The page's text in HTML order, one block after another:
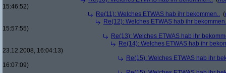
15:46:52)
Re(11): Welches ETWAS hab ihr bekommen.. (
Re(12): Welches ETWAS hab ihr
15:57:55)
Re(13): Welches ETWAS hab ihr
Re(14): Welches ETWAS hab ihr
23.12.2008, 16:04:13)
Re(15): Welches ETWAS hab ihr
16:07:09)